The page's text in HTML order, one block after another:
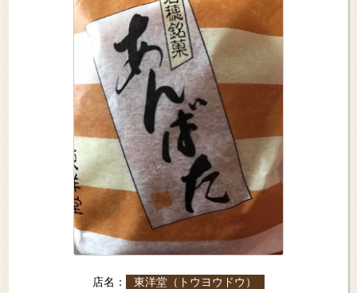
店名： 東洋堂（トウヨウドウ）